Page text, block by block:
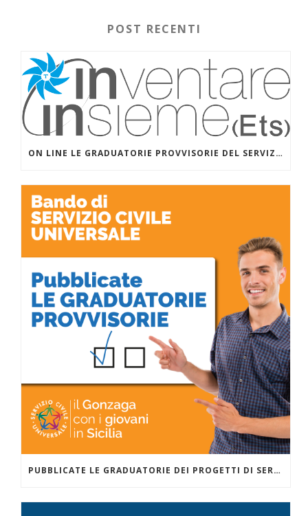
POST RECENTI
ON LINE LE GRADUATORIE PROVVISORIE DEL SERVIZIO CIVILE UNIVERSALE PER I PROGETTI DI INVENTARE INSIEME (ETS) CON SALESIANI PER IL SOCIALE
PUBBLICATE LE GRADUATORIE DEI PROGETTI DI SERVIZIO CIVILE PER LA COMUNITÀ EDUCANTE EVOLUTA ZISA DANISINNI GESTITI DALLA COOPERATIVA SOCIALE AL AZIS NELL’AMBITO DEL PROGETTO PRESENTATO CON GONZAGA CAMPUS – PALERMO.